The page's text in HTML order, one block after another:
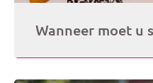
Wanneer moet u